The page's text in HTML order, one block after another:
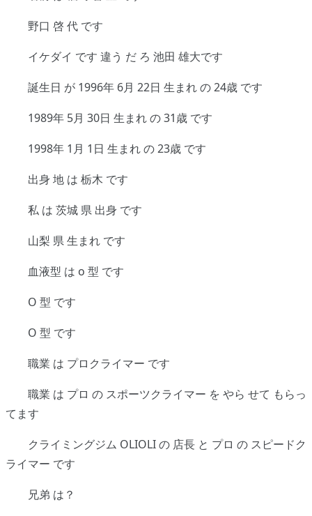
野口 啓 代 です
イケダイ です 違う だ ろ 池田 雄大です
誕生日 が 1996年 6月 22日 生まれ の 24歳 です
1989年 5月 30日 生まれ の 31歳 です
1998年 1月 1日 生まれ の 23歳 です
出身 地 は 栃木 です
私 は 茨城 県 出身 です
山梨 県 生まれ です
血液型 は o 型 です
O 型 です
O 型 です
職業 は プロクライマー です
職業 は プロ の スポーツクライマー を やら せて もらっ
てます
クライミングジム OLIOLI の 店長 と プロ の スピードク
ライマー です
兄弟 は？